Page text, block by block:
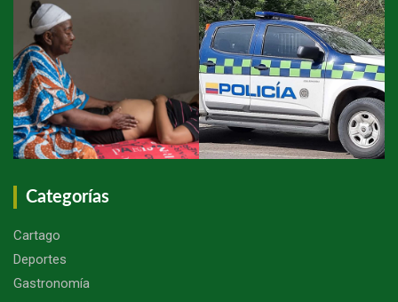
Categorías
Cartago
Deportes
Gastronomía